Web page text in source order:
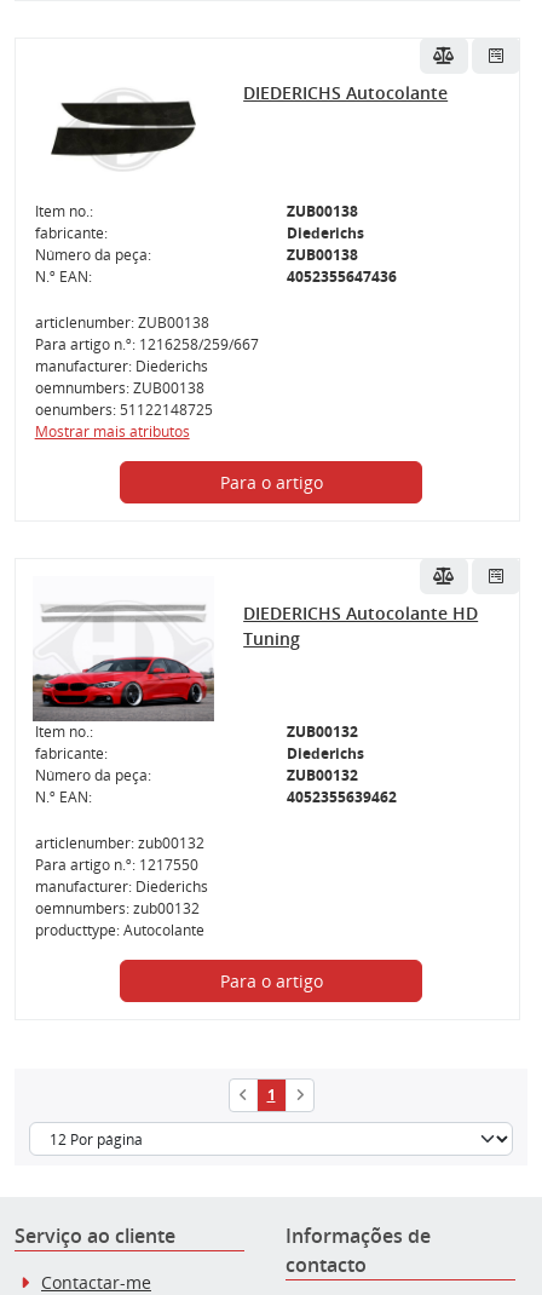
DIEDERICHS Autocolante
Item no.:
ZUB00138
fabricante:
Diederichs
Número da peça:
ZUB00138
N.º EAN:
4052355647436
articlenumber: ZUB00138
Para artigo n.º: 1216258/259/667
manufacturer: Diederichs
oemnumbers: ZUB00138
oenumbers: 51122148725
Mostrar mais atributos
Para o artigo
DIEDERICHS Autocolante HD
Tuning
Item no.:
ZUB00132
fabricante:
Diederichs
Número da peça:
ZUB00132
N.º EAN:
4052355639462
articlenumber: zub00132
Para artigo n.º: 1217550
manufacturer: Diederichs
oemnumbers: zub00132
producttype: Autocolante
Para o artigo
1
Serviço ao cliente
Contactar-me
Informações de
contacto